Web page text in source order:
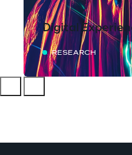
Digital
RESEARCH